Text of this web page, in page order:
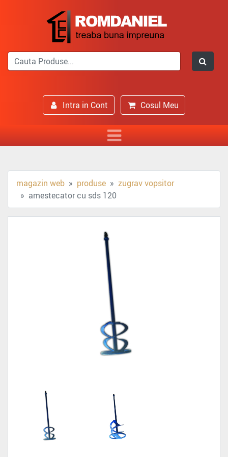
Intra in Cont Cosul Meu
magazin web produse
zugrav vopsitor
amestecator cu sds 120